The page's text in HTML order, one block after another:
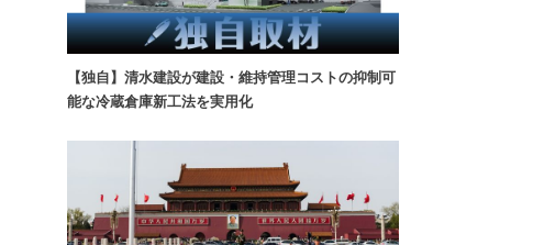
【独自】清水建設が建設・維持管理コストの抑制可
能な冷蔵倉庫新工法を実用化